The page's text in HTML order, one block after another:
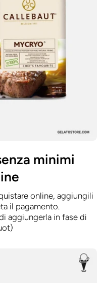
minimi
online, aggiungili
il pagamento.
aggiungerla in fase di